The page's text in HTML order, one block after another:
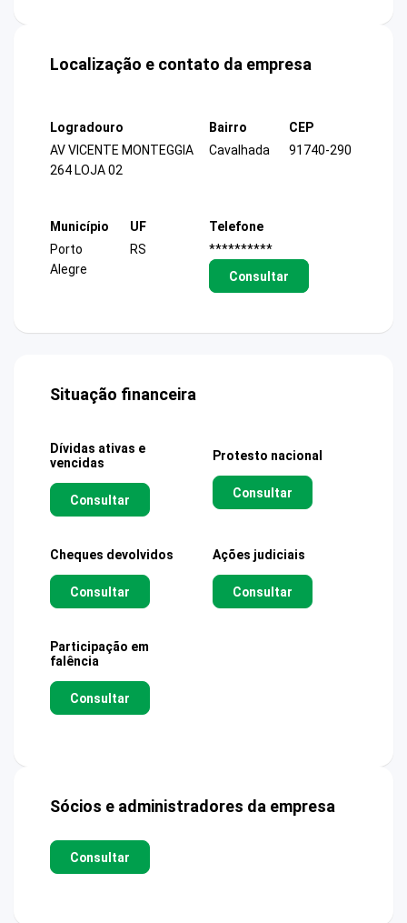
Localização e contato da empresa
Logradouro
AV VICENTE MONTEGGIA
264 LOJA 02
Bairro
Cavalhada
CEP
91740-290
Município
Porto
Alegre
UF
RS
Telefone
**********
Consultar
Situação financeira
Dívidas ativas e
vencidas
Consultar
Protesto nacional
Consultar
Cheques devolvidos
Consultar
Ações judiciais
Consultar
Participação em
falência
Consultar
Sócios e administradores da empresa
Consultar